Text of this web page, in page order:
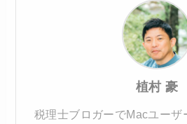
植村 豪
税理士ブロガーでMacユー